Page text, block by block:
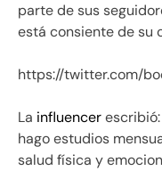
parte de sus
está consiente de su
https://twitter.com/
La influencer
hago estudios
salud física y